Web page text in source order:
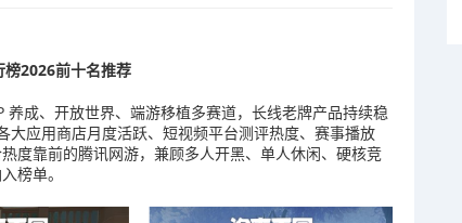
2026前十名推荐
成、开放世界、端游移植多赛道，长线老牌产品持续稳
应用商店月度活跃、短视频平台测评热度、赛事播放
度靠前的腾讯网游，兼顾多人开黑、单人休闲、硬核竞
榜单。